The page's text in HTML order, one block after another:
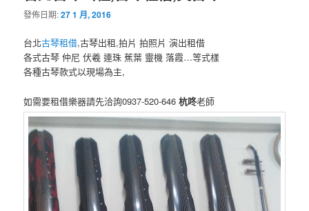
發佈日期:27 1 月, 2016
台北古琴租借,古琴出租,拍片 拍照片 演出租借
各式古琴 仲尼 伏羲 連珠 蕉葉 靈機 落霞…等式樣
各種古琴款式以現場為主,
如需要租借樂器請先洽詢0937-520-646杭咚老師